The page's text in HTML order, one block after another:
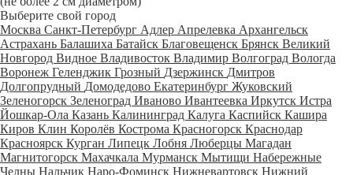
Выберите свой город
Москва Санкт-Петербург Адлер Апрелевка Архангельск
Астрахань Балашиха Батайск Благовещенск Брянск Великий
Новгород Видное Владивосток Владимир Волгоград Вологда
Воронеж Геленджик Грозный Дзержинск Дмитров
Долгопрудный Домодедово Екатеринбург Жуковский
Зеленогорск Зеленоград Иваново Ивантеевка Иркутск Истра
Йошкар-Ола Казань Калининград Калуга Каспийск Кашира
Киров Клин Королёв Кострома Красногорск Краснодар
Красноярск Курган Липецк Лобня Люберцы Магадан
Магнитогорск Махачкала Мурманск Мытищи Набережные
Челны Нальчик Наро-Фоминск Нижневартовск Нижний